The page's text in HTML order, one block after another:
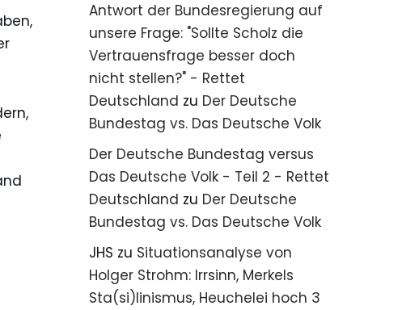
Antwort der Bundesregierung auf
unsere Frage: "Sollte Scholz die
Vertrauensfrage besser doch
nicht stellen?" - Rettet
Deutschland zu Der Deutsche
Bundestag vs. Das Deutsche Volk
Der Deutsche Bundestag versus
Das Deutsche Volk - Teil 2 - Rettet
Deutschland zu Der Deutsche
Bundestag vs. Das Deutsche Volk
JHS zu Situationsanalyse von
Holger Strohm: Irrsinn, Merkels
Sta(si)linismus, Heuchelei hoch 3